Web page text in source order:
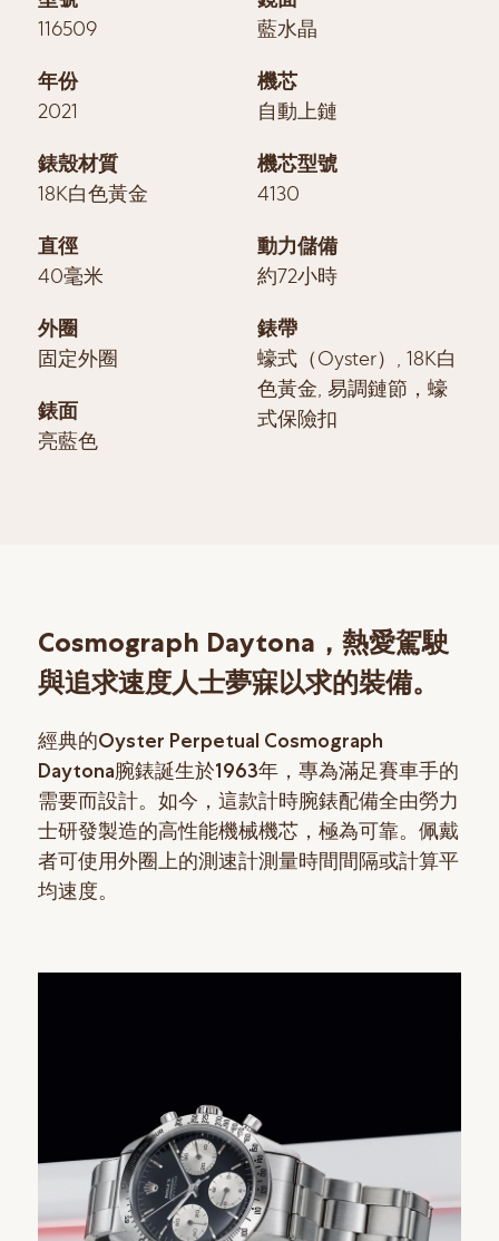
116509
年份
2021
錶殼材質
18K白色黃金
直徑
40毫米
外圈
固定外圈
錶面
亮藍色
藍水晶
機芯
自動上鏈
機芯型號
4130
動力儲備
約72小時
錶帶
蠔式（Oyster）, 18K白
色黃金, 易調鏈節，蠔
式保險扣
Cosmograph Daytona，熱愛駕駛
與追求速度人士夢寐以求的裝備。
經典的Oyster Perpetual Cosmograph
Daytona腕錶誕生於1963年，專為滿足賽車手的
需要而設計。如今，這款計時腕錶配備全由勞力
士研發製造的高性能機械機芯，極為可靠。佩戴
者可使用外圈上的測速計測量時間間隔或計算平
均速度。